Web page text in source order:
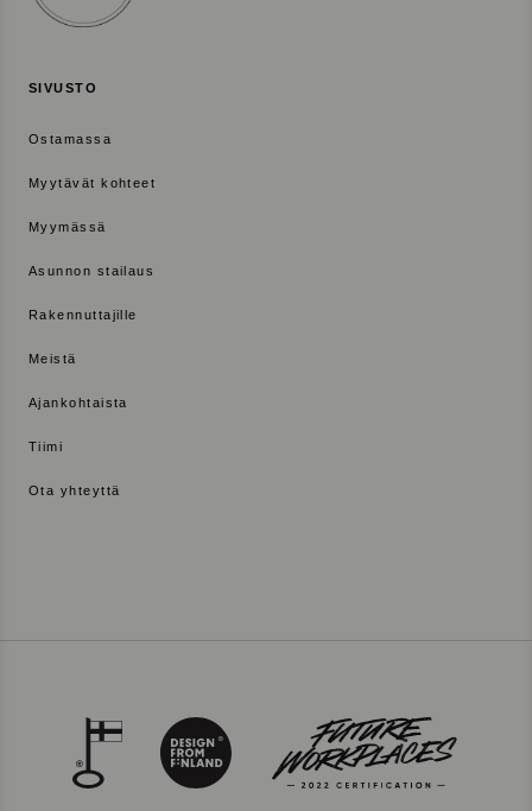
SIVUSTO
Ostamassa
Myytävät kohteet
Myymässä
Asunnon stailaus
Rakennuttajille
Meistä
Ajankohtaista
Tiimi
Ota yhteyttä